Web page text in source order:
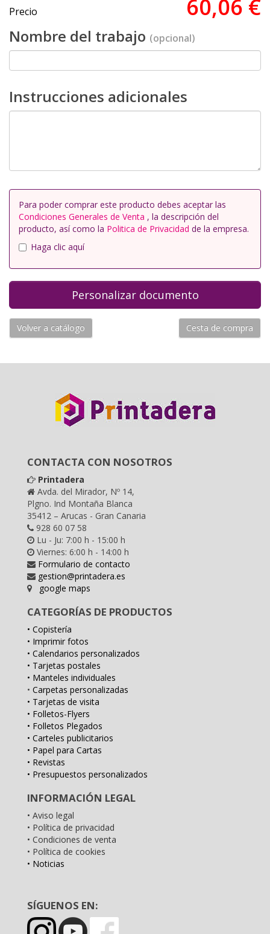
Precio 60,06 €
Nombre del trabajo (opcional)
Instrucciones adicionales
Para poder comprar este producto debes aceptar las
Condiciones Generales de Venta , la descripción del
producto, así como la Politica de Privacidad de la empresa.
Haga clic aquí
Volver a catálogo Cesta de compra
CONTACTA CON NOSOTROS
Printadera
Avda. del Mirador, Nº 14,
Plgno. Ind Montaña Blanca
35412 – Arucas - Gran Canaria
928 60 07 58
Lu - Ju: 7:00 h - 15:00 h
Viernes: 6:00 h - 14:00 h
Formulario de contacto
gestion@printadera.es
google maps
CATEGORÍAS DE PRODUCTOS
• Copistería
• Imprimir fotos
• Calendarios personalizados
• Tarjetas postales
• Manteles individuales
• Carpetas personalizadas
• Tarjetas de visita
• Folletos-Flyers
• Folletos Plegados
• Carteles publicitarios
• Papel para Cartas
• Revistas
• Presupuestos personalizados
INFORMACIÓN LEGAL
• Aviso legal
• Política de privacidad
• Condiciones de venta
• Política de cookies
• Noticias
SÍGUENOS EN: